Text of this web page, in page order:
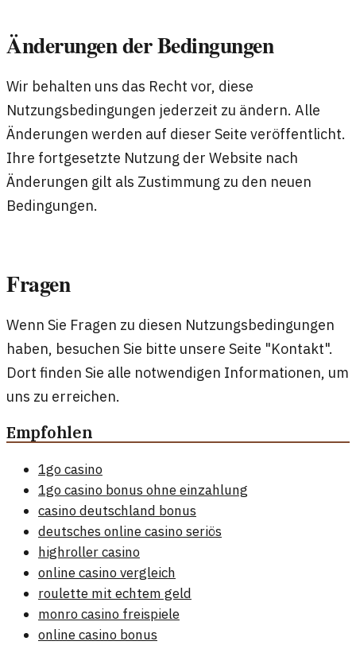
Änderungen der Bedingungen
Wir behalten uns das Recht vor, diese
Nutzungsbedingungen jederzeit zu ändern. Alle
Änderungen werden auf dieser Seite veröffentlicht.
Ihre fortgesetzte Nutzung der Website nach
Änderungen gilt als Zustimmung zu den neuen
Bedingungen.
Fragen
Wenn Sie Fragen zu diesen Nutzungsbedingungen
haben, besuchen Sie bitte unsere Seite "Kontakt".
Dort finden Sie alle notwendigen Informationen, um
uns zu erreichen.
Empfohlen
1go casino
1go casino bonus ohne einzahlung
casino deutschland bonus
deutsches online casino seriös
highroller casino
online casino vergleich
roulette mit echtem geld
monro casino freispiele
online casino bonus